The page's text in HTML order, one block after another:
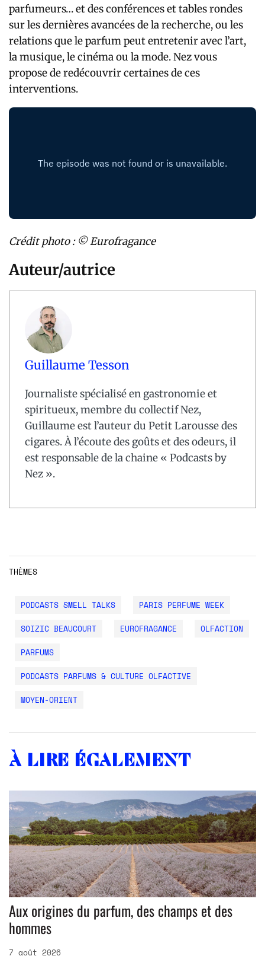
parfumeurs… et des conférences et tables rondes
sur les dernières avancées de la recherche, ou les
relations que le parfum peut entretenir avec l’art,
la musique, le cinéma ou la mode. Nez vous
propose de redécouvrir certaines de ces
interventions.
Crédit photo : ©Eurofragance
Auteur/autrice
Guillaume Tesson
Journaliste spécialisé en gastronomie et
spiritueux, membre du collectif Nez,
Guillaume est l’auteur du Petit Larousse des
cigares. À l’écoute des goûts et des odeurs, il
est responsable de la chaine « Podcasts by
Nez ».
THÈMES
PODCASTS SMELL TALKS
PARIS PERFUME WEEK
SOIZIC BEAUCOURT
EUROFRAGANCE
OLFACTION
PARFUMS
PODCASTS PARFUMS & CULTURE OLFACTIVE
MOYEN-ORIENT
À lire également
Aux origines du parfum, des champs et des
hommes
7 août 2026